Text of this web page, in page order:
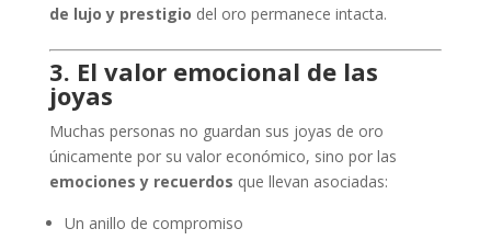
de lujo y prestigio del oro permanece intacta.
3. El valor emocional de las
joyas
Muchas personas no guardan sus joyas de oro
únicamente por su valor económico, sino por las
emociones y recuerdos que llevan asociadas:
Un anillo de compromiso